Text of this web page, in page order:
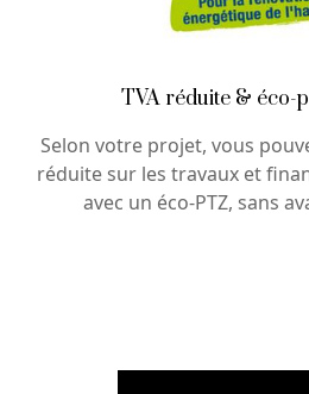
TVA réduite & éco-
Selon votre projet, vous
réduite sur les travaux et
avec un éco-PTZ, sans